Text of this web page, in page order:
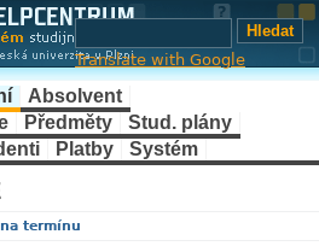
Translate with Google
Absolvent
Předměty
Stud. plány
Platby Systém
termínu